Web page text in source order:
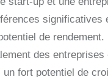
significatives
de rendement.
des entreprises
un fort potentiel de